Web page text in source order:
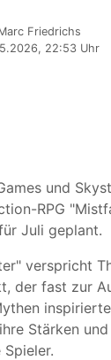
Friedrichs
22:53 Uhr
und
RPG
Juli geplant.
verspricht
der fast zur
Stärken